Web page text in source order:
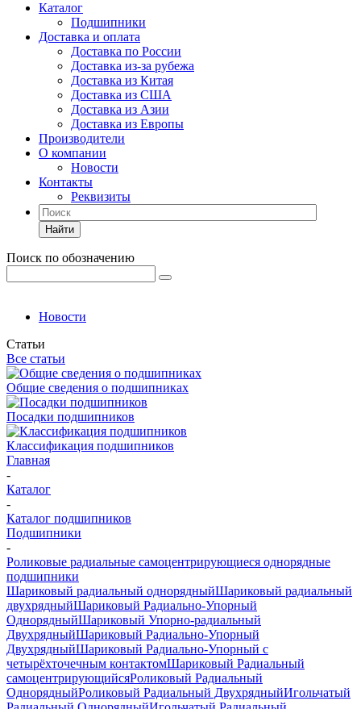
Каталог
Подшипники
Доставка и оплата
Доставка по России
Доставка из-за рубежа
Доставка из Китая
Доставка из США
Доставка из Азии
Доставка из Европы
Производители
О компании
Новости
Контакты
Реквизиты
Найти
Поиск по обозначению
Новости
Статьи
Все статьи
Общие сведения о подшипниках
Посадки подшипников
Классификация подшипников
Главная
-
Каталог
-
Каталог подшипников
Подшипники
-
Роликовые радиальные самоцентрирующиеся однорядные
подшипники
Шариковый радиальный однорядныйШариковый радиальный
двухрядныйШариковый Радиально-Упорный
ОднорядныйШариковый Упорно-радиальный
ДвухрядныйШариковый Радиально-Упорный
ДвухрядныйШариковый Радиально-Упорный с
четырёхточечным контактомШариковый Радиальный
самоцентрирующийсяРоликовый Радиальный
ОднорядныйРоликовый Радиальный ДвухрядныйИгольчатый